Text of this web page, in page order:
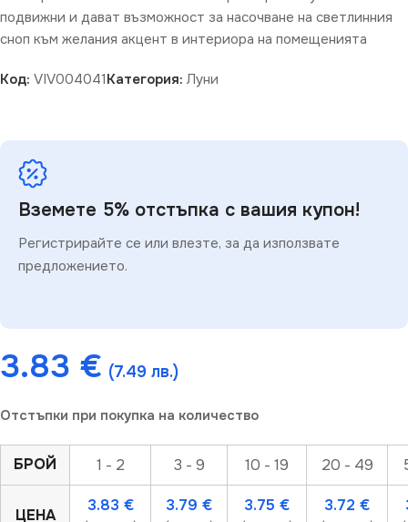
подвижни и дават възможност за насочване на светлинния
сноп към желания акцент в интериора на помещенията
Код: VIV004041Категория: Луни
Вземете 5% отстъпка с вашия купон!
Регистрирайте се или влезте, за да използвате
предложението.
3.83 € (7.49 лв.)
Отстъпки при покупка на количество
БРОЙ 1 - 2 3 - 9 10 - 19 20 - 49
ЦЕНА
3.83 € 3.79 € 3.75 € 3.72 €